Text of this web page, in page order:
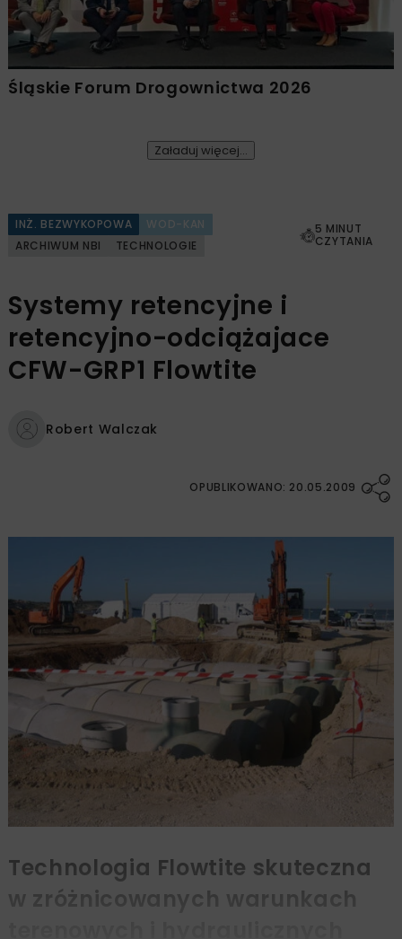
Śląskie Forum Drogownictwa 2026
Załaduj więcej...
INŻ. BEZWYKOPOWA
WOD-KAN
ARCHIWUM NBI
TECHNOLOGIE
5 MINUT
CZYTANIA
Systemy retencyjne i
retencyjno-odciążajace
CFW-GRP1 Flowtite
Robert Walczak
OPUBLIKOWANO: 20.05.2009
Technologia Flowtite skuteczna
w zróżnicowanych warunkach